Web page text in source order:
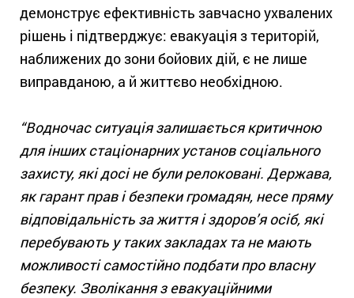
демонструє ефективність завчасно ухвалених
рішень і підтверджує: евакуація з територій,
наближених до зони бойових дій, є не лише
виправданою, а й життєво необхідною.
“Водночас ситуація залишається критичною
для інших стаціонарних установ соціального
захисту, які досі не були релоковані. Держава,
як гарант прав і безпеки громадян, несе пряму
відповідальність за життя і здоров’я осіб, які
перебувають у таких закладах та не мають
можливості самостійно подбати про власну
безпеку. Зволікання з евакуаційними